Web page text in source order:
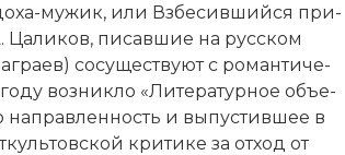
му­жик, или Взбе­сив­ший­ся при­
Ца­ли­ков, пи­сав­шие на русском
со­су­ще­ст­ву­ют с ро­ман­ти­че­
воз­ник­ло «Ли­те­ра­тур­ное объ­е­
и вы­пус­тив­шее в
кри­ти­ке за от­ход от